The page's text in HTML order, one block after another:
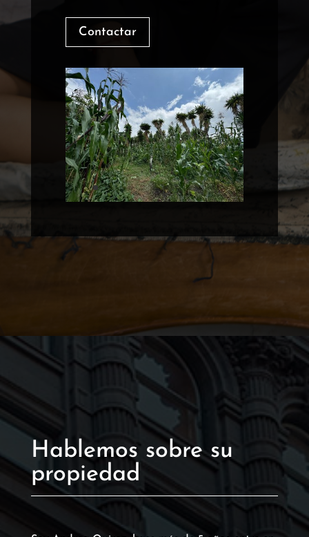
Contactar
Hablemos sobre su
propiedad